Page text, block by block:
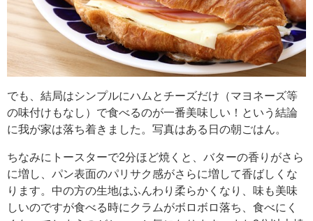
でも、結局はシンプルにハムとチーズだけ（マヨネーズ等
の味付けもなし）で食べるのが一番美味しい！という結論
に我が家は落ち着きました。写真はある日の朝ごはん。
ちなみにトースターで2分ほど焼くと、バターの香りがさら
に増し、パン表面のパリサク感がさらに増して香ばしくな
ります。中の方の生地はふんわり柔らかくなり、味も美味
しいのですが食べる時にクラムがボロボロ落ち、食べにく